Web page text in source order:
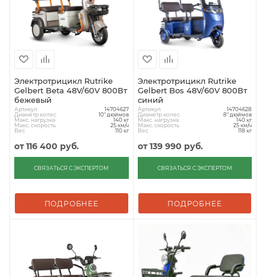
Электротрицикл Rutrike
Gelbert Beta 48V/60V 800Вт
бежевый
Артикул 14704627
Диаметр колес 10" дюймов
Макс. нагрузка 140 кг
Макс. скорость 25 км/ч
Вес 110 кг
от116 400 руб.
СВЯЗАТЬСЯ С ЭКСПЕРТОМ
ПОДРОБНЕЕ
Электротрицикл Rutrike
Gelbert Bos 48V/60V 800Вт
синий
Артикул 14704628
Диаметр колес 8" дюймов
Макс. нагрузка 140 кг
Макс. скорость 25 км/ч
Вес 118 кг
от139 990 руб.
СВЯЗАТЬСЯ С ЭКСПЕРТОМ
ПОДРОБНЕЕ